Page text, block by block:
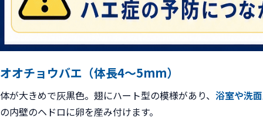
オオチョウバエ（体長4〜5mm）
体が大きめで灰黒色。翅にハート型の模様があり、 浴室や洗
の内壁のヘドロに卵を産み付けます。